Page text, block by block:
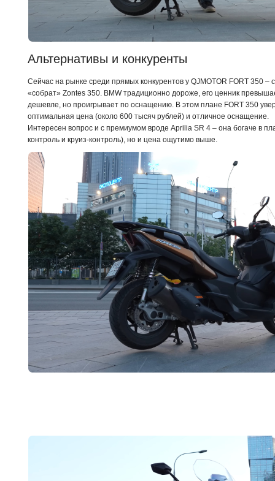
Альтернативы и конкуренты
Сейчас на рынке среди прямых конкурентов у QJMOTOR FORT 350 –
«собрат» Zontes 350. BMW традиционно дороже, его ценник
дешевле, но проигрывает по оснащению. В этом плане FORT 350
оптимальная цена (около 600 тысяч рублей) и отличное оснащение.
Интересен вопрос и с премиумом вроде Aprilia SR 4 – она богаче в
контроль и круиз-контроль), но и цена ощутимо выше.